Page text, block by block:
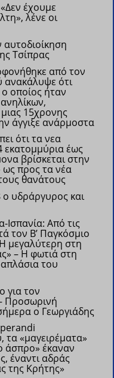
έχουμε
λένε οι
Τσίπρας
από τον
ανακάλυψε ότι
οποίος ήταν
15χρονης
άγγιξε ανάρμοστα
ότι τα νεα
εκατομμύρια έως
βρίσκεται στην
προς τα νέα
θανάτους
υδράργυρος και
Ισπανία: Από τις
τον Β’ Παγκόσμιο
μεγαλύτερη στη
– Η φωτιά στη
του
για τον
Προσωρινή
ο Γεωργιάδης
τα «μαγειρέματα»
άσπρο» έκαναν
έναντι αδράς
της Κρήτης»